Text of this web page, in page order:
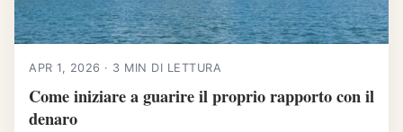
APR 1, 2026 · 3 MIN DI LETTURA
Come iniziare a guarire il proprio rapporto con il
denaro